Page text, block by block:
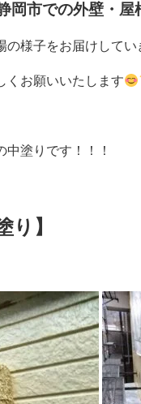
岡市での外壁・屋
の様子をお届けしてい
くお願いいたします
中塗りです！！！
り】